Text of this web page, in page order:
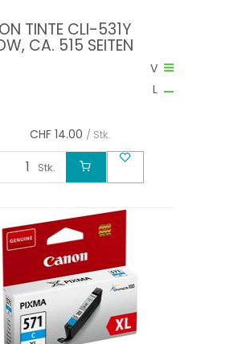
TINTE CLI-531Y
CA. 515 SEITEN
V
L
CHF 14.00 / Stk.
Stk.